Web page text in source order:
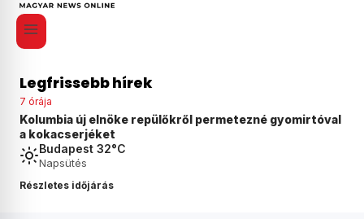
Legfrissebb hírek
7 órája
Agyonvert egy osztrák férfit egy 18 éves magyar fiú
Ausztriában
Budapest 32°C
Napsütés
Részletes időjárás